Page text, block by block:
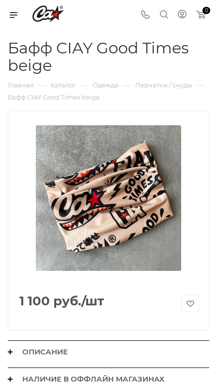
0
Бафф CIAY Good Times
beige
Главная — Каталог — Одежда — Перчатки / снуды —
Бафф CIAY Good Times beige
1 100 руб./шт
ОПИСАНИЕ
НАЛИЧИЕ В ОФФЛАЙН МАГАЗИНАХ